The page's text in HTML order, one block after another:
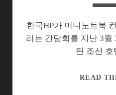
한국HP가 미니노트북
리는 간담회를 지난 3월
틴 조선
READ